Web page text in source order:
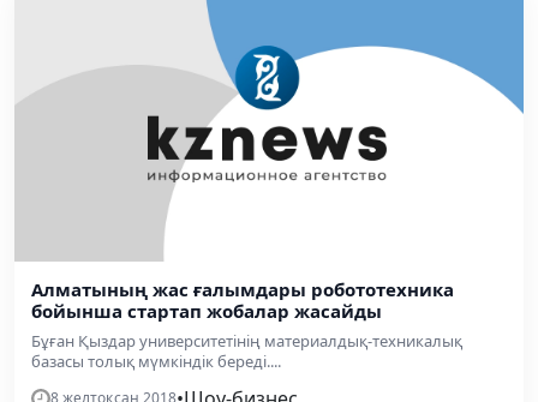
Алматының жас ғалымдары робототехника
бойынша стартап жобалар жасайды
Бұған Қыздар университетінің материалдық-техникалық
базасы толық мүмкіндік береді....
8 желтоқсан 2018